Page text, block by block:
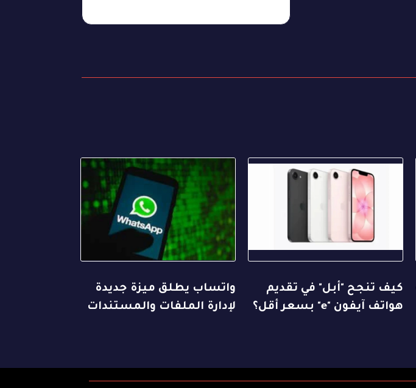
كيف تنجح "أبل" في تقديم
هواتف آيفون "e" بسعر أقل؟
واتساب يطلق ميزة جديدة
لإدارة الملفات والمستندات